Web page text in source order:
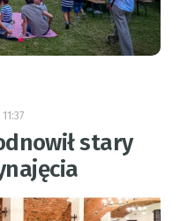
11:37
stary